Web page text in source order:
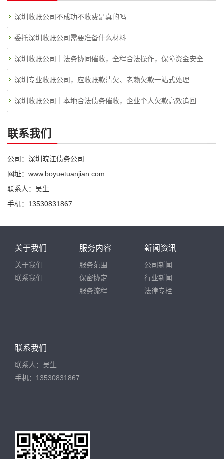
深圳收账公司不成功不收费是真的吗
委托深圳收账公司需要准备什么材料
深圳收账公司｜法务协同催收，全程合法操作，保障资金安全
深圳专业收账公司，应收账款清欠、老赖欠款一站式处理
深圳收账公司｜本地合法债务催收，企业个人欠款高效追回
联系我们
公司：深圳皖江债务公司
网址：www.boyuetuanjian.com
联系人：吴生
手机：13530831867
关于我们
关于我们
联系我们
服务内容
服务范围
保密协定
服务流程
新闻资讯
公司新闻
行业新闻
法律专栏
联系我们
联系人：吴生
手机：13530831867